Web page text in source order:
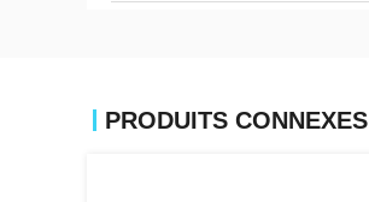
PRODUITS CONNEXES